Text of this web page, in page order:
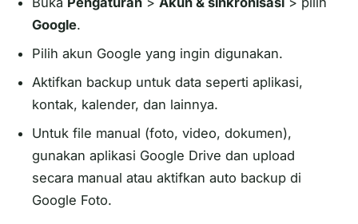
Google.
Pilih akun Google yang ingin digunakan.
Aktifkan backup untuk data seperti aplikasi,
kontak, kalender, dan lainnya.
Untuk file manual (foto, video, dokumen),
gunakan aplikasi Google Drive dan upload
secara manual atau aktifkan auto backup di
Google Foto.